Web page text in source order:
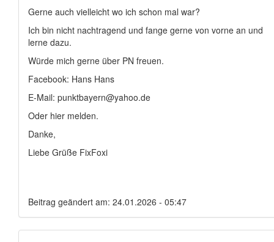
Gerne auch vielleicht wo ich schon mal war?
Ich bin nicht nachtragend und fange gerne von vorne an und
lerne dazu.
Würde mich gerne über PN freuen.
Facebook: Hans Hans
E-Mail: punktbayern@yahoo.de
Oder hier melden.
Danke,
Liebe Grüße FixFoxi
Beitrag geändert am: 24.01.2026 - 05:47